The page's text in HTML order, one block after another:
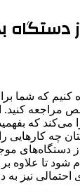
دستگاه
کنیم که شما
مراجعه کنید.
می‌کند که
چه کارهایی را
دستگاه‌های
شود تا علاوه
احتمالی نیز به